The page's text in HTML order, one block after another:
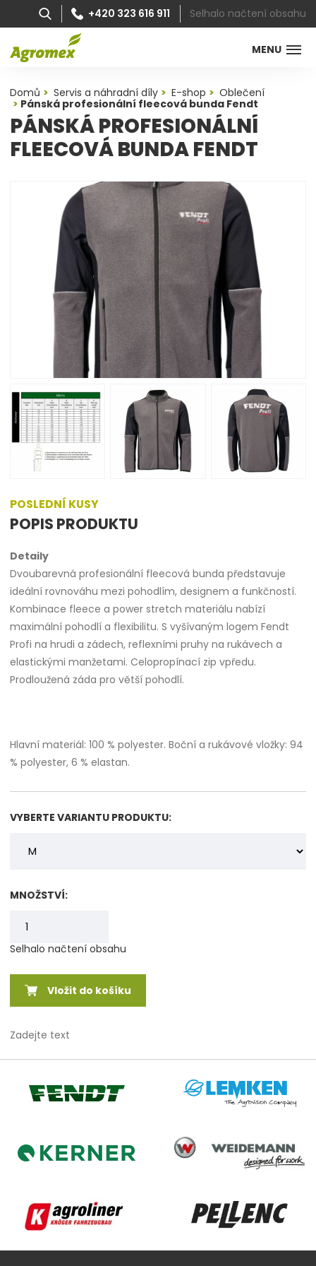
MENU
+420 323 616 911 Selhalo načtení obsahu
Domů Servis a náhradní díly E-shop
Oblečení
Pánská profesionální fleecová bunda Fendt
PÁNSKÁ PROFESIONÁLNÍ
FLEECOVÁ BUNDA FENDT
POSLEDNÍ KUSY
POPIS PRODUKTU
Detaily
Dvoubarevná profesionální fleecová bunda představuje
ideální rovnováhu mezi pohodlím, designem a funkčností.
Kombinace fleece a power stretch materiálu nabízí
maximální pohodlí a flexibilitu. S vyšívaným logem Fendt
Profi na hrudi a zádech, reflexními pruhy na rukávech a
elastickými manžetami. Celopropínací zip vpředu.
Prodloužená záda pro větší pohodlí.
Hlavní materiál: 100 % polyester. Boční a rukávové vložky: 94
% polyester, 6 % elastan.
VYBERTE VARIANTU PRODUKTU:
MNOŽSTVÍ:
Selhalo načtení obsahu
Vložit do košíku
Zadejte text
Fendt Lemken
Kerner
Weidemann
Agroliner Pellenc